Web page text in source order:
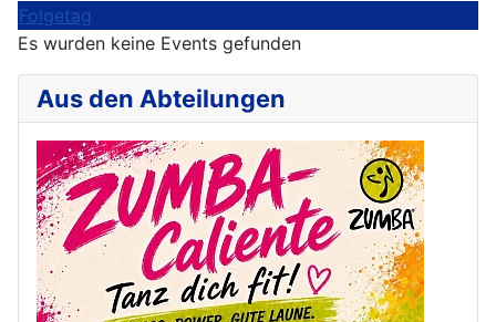
Folgetag
Es wurden keine Events gefunden
Aus den Abteilungen